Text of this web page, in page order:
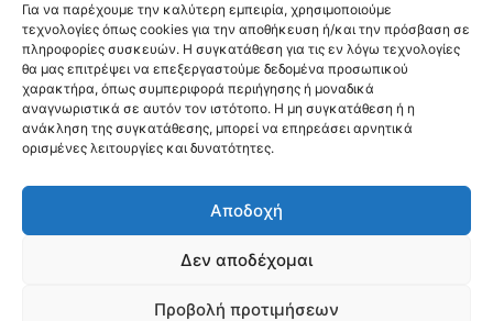
Για να παρέχουμε την καλύτερη εμπειρία, χρησιμοποιούμε
τεχνολογίες όπως cookies για την αποθήκευση ή/και την πρόσβαση σε
πληροφορίες συσκευών. Η συγκατάθεση για τις εν λόγω τεχνολογίες
θα μας επιτρέψει να επεξεργαστούμε δεδομένα προσωπικού
χαρακτήρα, όπως συμπεριφορά περιήγησης ή μοναδικά
αναγνωριστικά σε αυτόν τον ιστότοπο. Η μη συγκατάθεση ή η
ανάκληση της συγκατάθεσης, μπορεί να επηρεάσει αρνητικά
ορισμένες λειτουργίες και δυνατότητες.
Αποδοχή
Δεν αποδέχομαι
Προβολή προτιμήσεων
Μαρ 30, 2016